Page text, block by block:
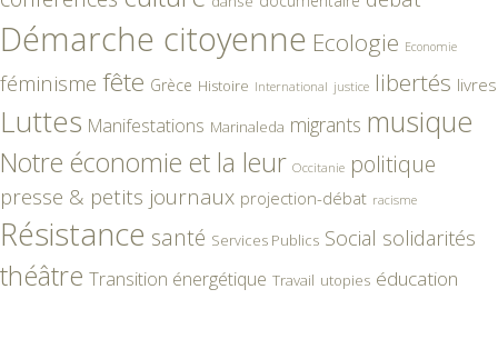
Démarche citoyenne Ecologie Economie
féminisme fête Grèce Histoire International justice libertés livres
Luttes Manifestations Marinaleda migrants musique
Notre économie et la leur Occitanie politique
presse & petits journaux projection-débat racisme
Résistance santé Services Publics Social solidarités
théâtre Transition énergétique Travail utopies éducation